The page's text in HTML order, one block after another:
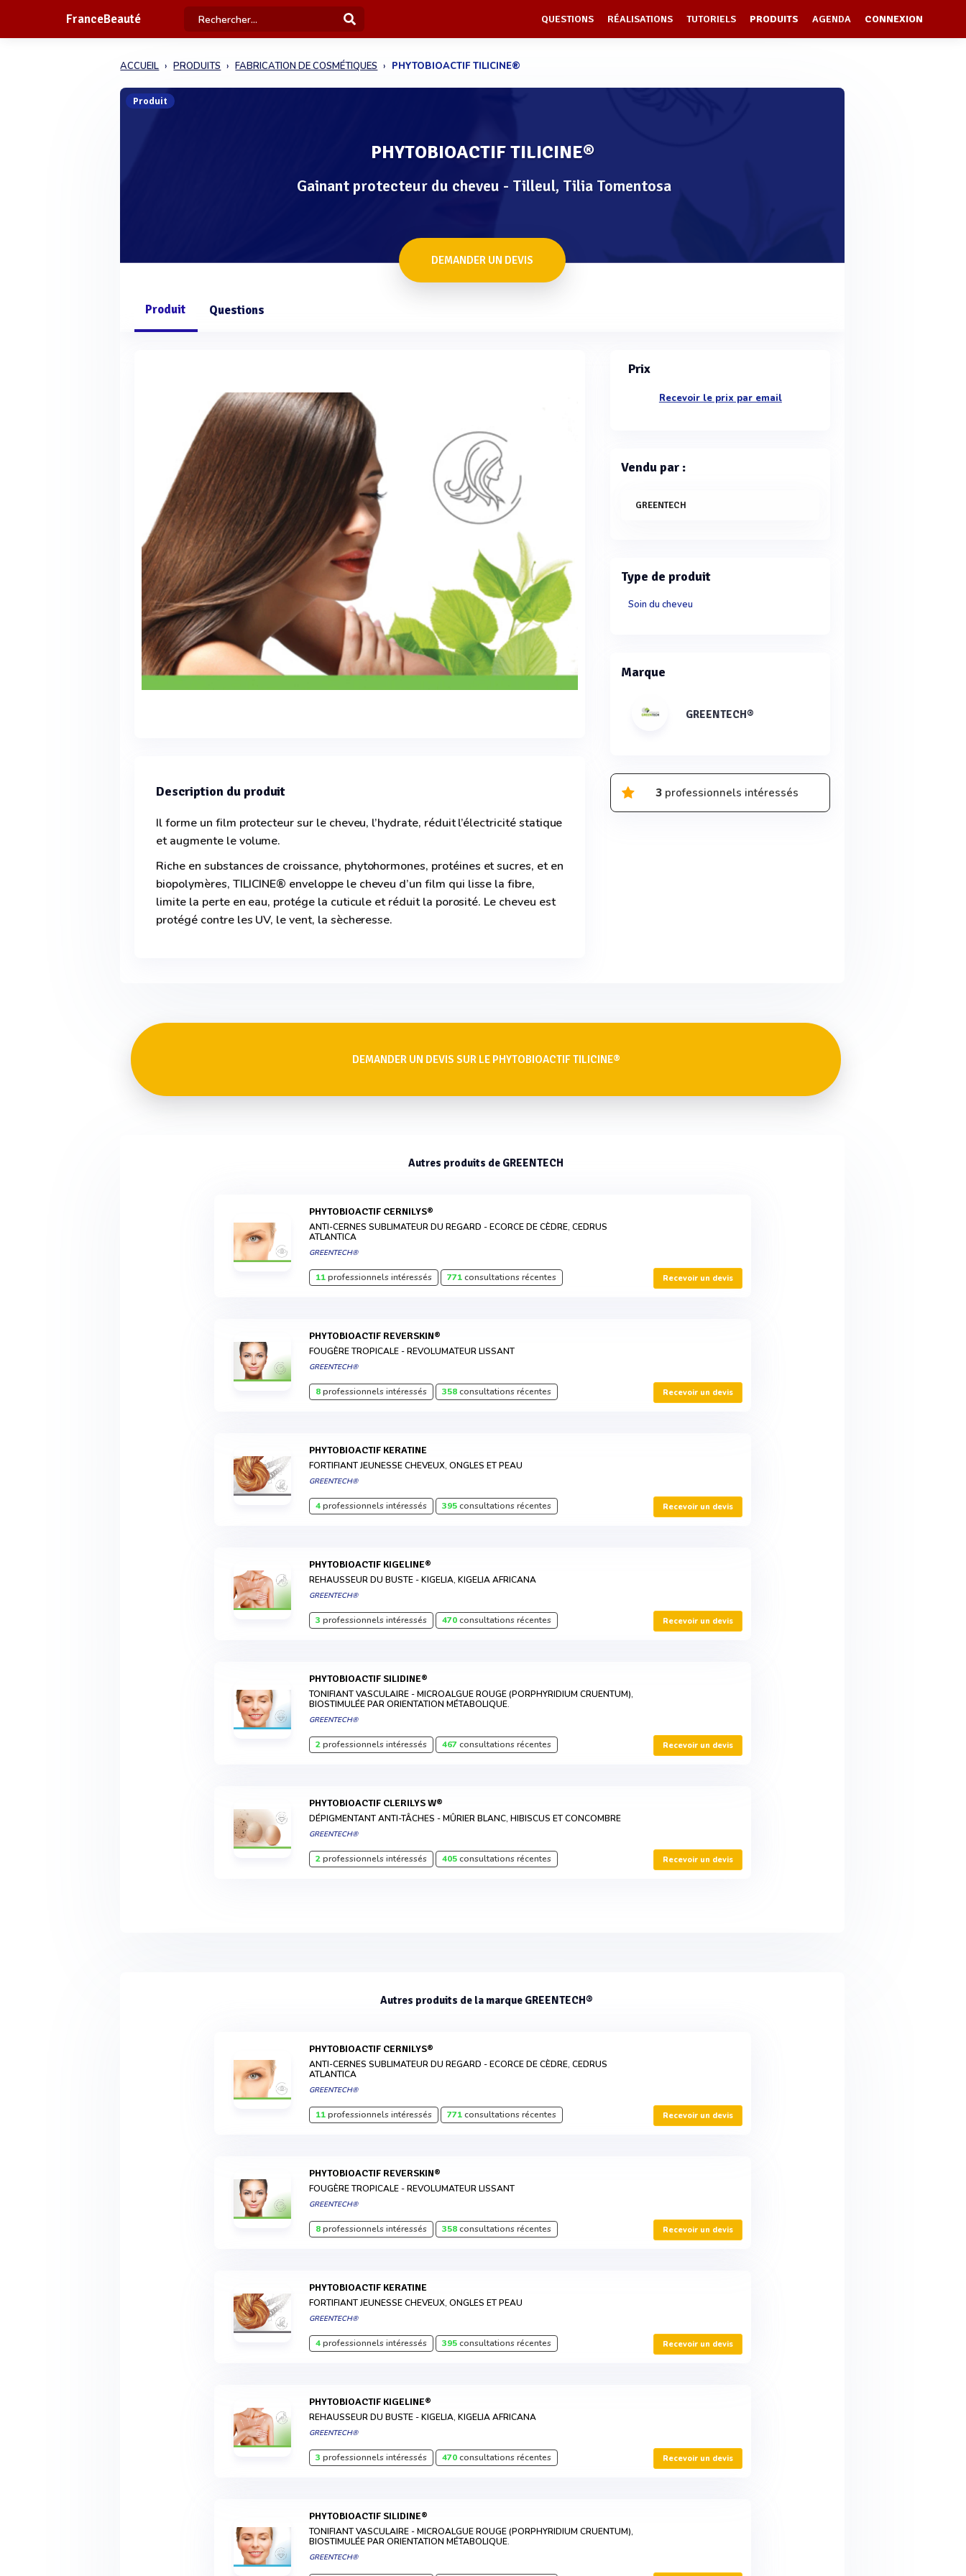
FranceBeauté QUESTIONS RÉALISATIONS TUTORIELS PRODUITS AGENDA CONNEXION
ACCUEIL PRODUITS FABRICATION DE COSMÉTIQUES PHYTOBIOACTIF TILICINE®
Produit
PHYTOBIOACTIF TILICINE®
Gainant protecteur du cheveu - Tilleul, Tilia Tomentosa
DEMANDER UN DEVIS
Produit Questions
Description du produit
Il forme un film protecteur sur le cheveu, l’hydrate, réduit l’électricité statique
et augmente le volume.
Riche en substances de croissance, phytohormones, protéines et sucres, et en
biopolymères, TILICINE® enveloppe le cheveu d’un film qui lisse la fibre,
limite la perte en eau, protége la cuticule et réduit la porosité. Le cheveu est
protégé contre les UV, le vent, la sècheresse.
Prix
Recevoir le prix par email
Vendu par :
GREENTECH
Type de produit
Soin du cheveu
Marque
GREENTECH®
3professionnels intéressés
DEMANDER UN DEVIS SUR LE PHYTOBIOACTIF TILICINE®
Autres produits de GREENTECH
PHYTOBIOACTIF CERNILYS®
ANTI-CERNES SUBLIMATEUR DU REGARD - ECORCE DE CÈDRE, CEDRUS
ATLANTICA
GREENTECH®
11professionnels intéressés 771consultations récentes Recevoir un devis
PHYTOBIOACTIF REVERSKIN®
FOUGÈRE TROPICALE - REVOLUMATEUR LISSANT
GREENTECH®
8professionnels intéressés 358consultations récentes Recevoir un devis
PHYTOBIOACTIF KERATINE
FORTIFIANT JEUNESSE CHEVEUX, ONGLES ET PEAU
GREENTECH®
4professionnels intéressés 395consultations récentes Recevoir un devis
PHYTOBIOACTIF KIGELINE®
REHAUSSEUR DU BUSTE - KIGELIA, KIGELIA AFRICANA
GREENTECH®
3 professionnels intéressés 470consultations récentes Recevoir un devis
PHYTOBIOACTIF SILIDINE®
TONIFIANT VASCULAIRE - MICROALGUE ROUGE (PORPHYRIDIUM CRUENTUM),
BIOSTIMULÉE PAR ORIENTATION MÉTABOLIQUE.
GREENTECH®
2professionnels intéressés 467consultations récentes Recevoir un devis
PHYTOBIOACTIF CLERILYS W®
DÉPIGMENTANT ANTI-TÂCHES - MÛRIER BLANC, HIBISCUS ET CONCOMBRE
GREENTECH®
2professionnels intéressés 405consultations récentes Recevoir un devis
Autres produits de la marque GREENTECH®
PHYTOBIOACTIF CERNILYS®
ANTI-CERNES SUBLIMATEUR DU REGARD - ECORCE DE CÈDRE, CEDRUS
ATLANTICA
GREENTECH®
11professionnels intéressés 771consultations récentes Recevoir un devis
PHYTOBIOACTIF REVERSKIN®
FOUGÈRE TROPICALE - REVOLUMATEUR LISSANT
GREENTECH®
8professionnels intéressés 358consultations récentes Recevoir un devis
PHYTOBIOACTIF KERATINE
FORTIFIANT JEUNESSE CHEVEUX, ONGLES ET PEAU
GREENTECH®
4professionnels intéressés 395consultations récentes Recevoir un devis
PHYTOBIOACTIF KIGELINE®
REHAUSSEUR DU BUSTE - KIGELIA, KIGELIA AFRICANA
GREENTECH®
3 professionnels intéressés 470consultations récentes Recevoir un devis
PHYTOBIOACTIF SILIDINE®
TONIFIANT VASCULAIRE - MICROALGUE ROUGE (PORPHYRIDIUM CRUENTUM),
BIOSTIMULÉE PAR ORIENTATION MÉTABOLIQUE.
GREENTECH®